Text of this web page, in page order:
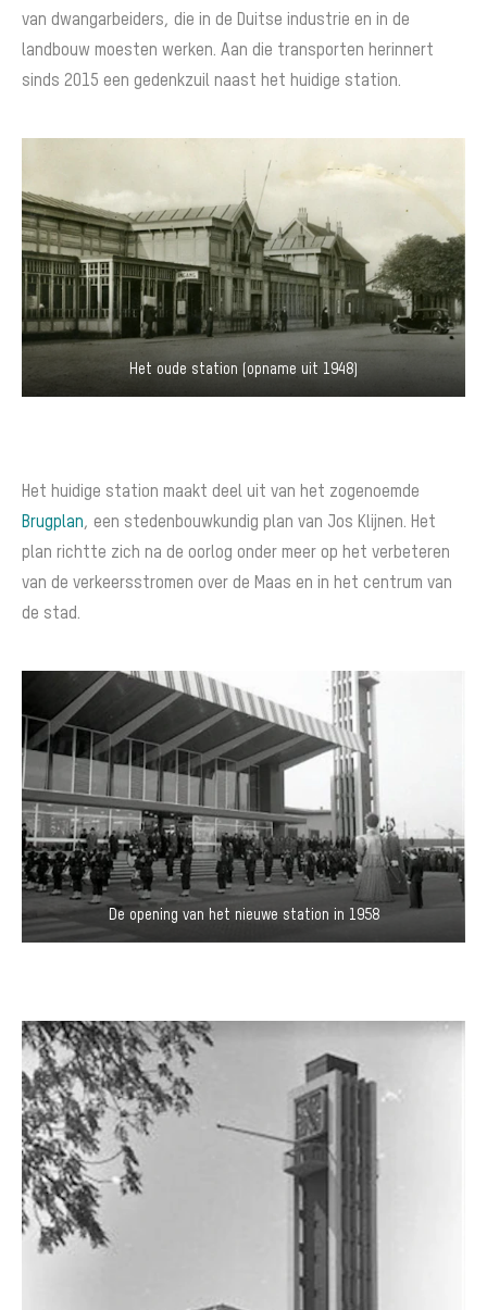
van dwangarbeiders, die in de Duitse industrie en in de
landbouw moesten werken. Aan die transporten herinnert
sinds 2015 een gedenkzuil naast het huidige station.
Het oude station (opname uit 1948)
Het huidige station maakt deel uit van het zogenoemde
Brugplan, een stedenbouwkundig plan van Jos Klijnen. Het
plan richtte zich na de oorlog onder meer op het verbeteren
van de verkeersstromen over de Maas en in het centrum van
de stad.
De opening van het nieuwe station in 1958